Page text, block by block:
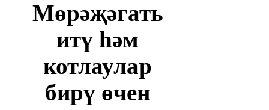
Мөрәҗәгать
итү һәм
котлаулар
бирү өчен